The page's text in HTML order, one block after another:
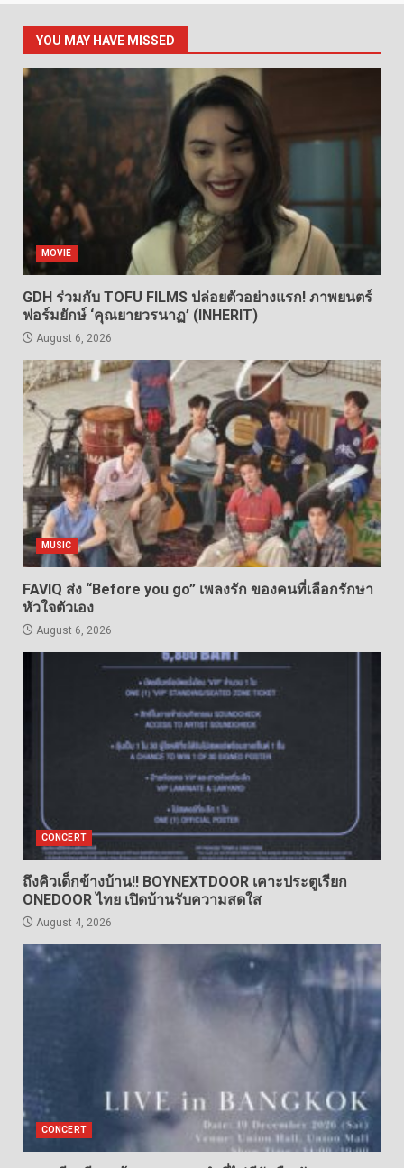
YOU MAY HAVE MISSED
MOVIE
GDH ร่วมกับ TOFU FILMS ปล่อยตัวอย่างแรก! ภาพยนตร์
ฟอร์มยักษ์ ‘คุณยายวรนาฏ’ (INHERIT)
August 6, 2026
MUSIC
FAVIQ ส่ง “Before you go” เพลงรัก ของคนที่เลือกรักษา
หัวใจตัวเอง
August 6, 2026
CONCERT
ถึงคิวเด็กข้างบ้าน!! BOYNEXTDOOR เคาะประตูเรียก
ONEDOOR ไทย เปิดบ้านรับความสดใส
August 4, 2026
CONCERT